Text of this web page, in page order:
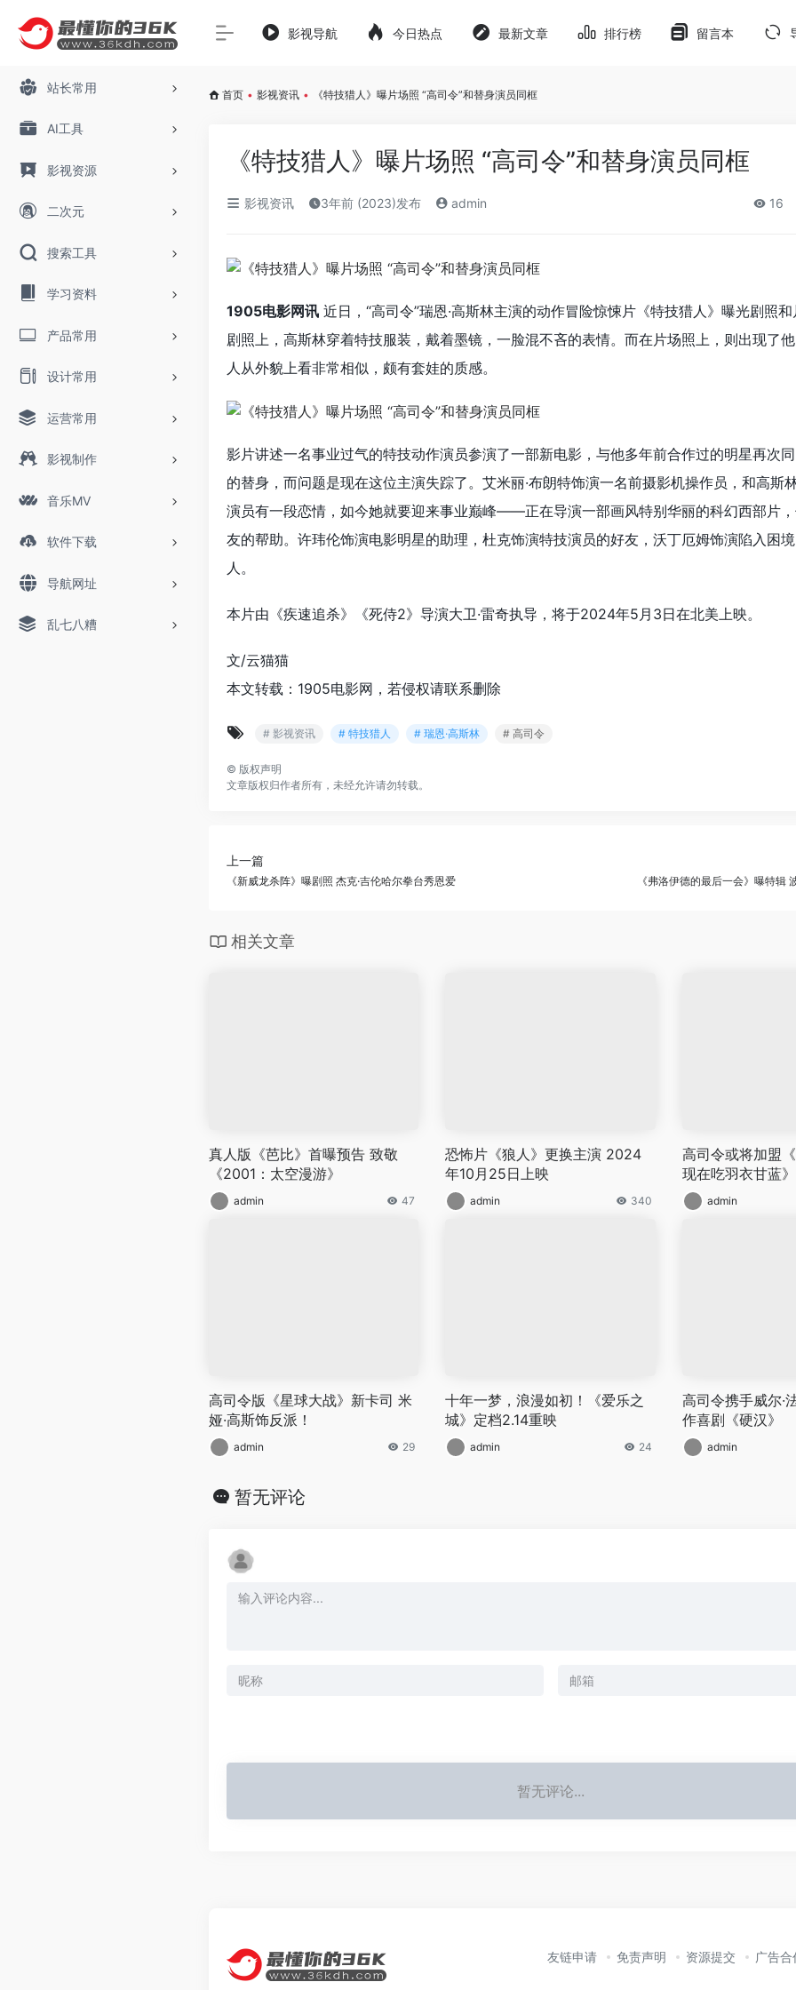
站长常用
AI工具
影视资源
二次元
搜索工具
学习资料
产品常用
设计常用
运营常用
影视制作
音乐MV
软件下载
导航网址
乱七八糟
影视导航 今日热点 最新文章 排行榜 留言本
首页 • 影视资讯 • 《特技猎人》曝片场照 “高司令”和替身演员同框
《特技猎人》曝片场照 “高司令”和替身演员同框
影视资讯 3年前 (2023)发布 admin 16
1905电影网讯 近日，“高司令”瑞恩·高斯林主演的动作冒险惊悚片《特技猎人》曝光剧照
剧照上，高斯林穿着特技服装，戴着墨镜，一脸混不吝的表情。而在片场照上，则出现了
人从外貌上看非常相似，颇有套娃的质感。
影片讲述一名事业过气的特技动作演员参演了一部新电影，与他多年前合作过的明星再次
的替身，而问题是现在这位主演失踪了。艾米丽·布朗特饰演一名前摄影机操作员，和高斯
演员有一段恋情，如今她就要迎来事业巅峰——正在导演一部画风特别华丽的科幻西部片
友的帮助。许玮伦饰演电影明星的助理，杜克饰演特技演员的好友，沃丁厄姆饰演陷入困
人。
本片由《疾速追杀》《死侍2》导演大卫·雷奇执导，将于2024年5月3日在北美上映。
文/云猫猫
本文转载：1905电影网，若侵权请联系删除
# 影视资讯 # 特技猎人 # 瑞恩·高斯林 # 高司令
© 版权声明
文章版权归作者所有，未经允许请勿转载。
上一篇
《新威龙杀阵》曝剧照 杰克·吉伦哈尔拳台秀恩爱 《弗洛伊德的最后一会》曝特辑
相关文章
真人版《芭比》首曝预告 致敬
《2001：太空漫游》
admin 47
恐怖片《狼人》更换主演 2024
年10月25日上映
admin 340
高司令或将加盟
现在吃羽衣甘蓝》
admin
高司令版《星球大战》新卡司 米
娅·高斯饰反派！
admin 29
十年一梦，浪漫如初！《爱乐之
城》定档2.14重映
admin 24
高司令携手威尔·
作喜剧《硬汉》
admin
暂无评论
暂无评论...
友链申请 免责声明 资源提交 广告合